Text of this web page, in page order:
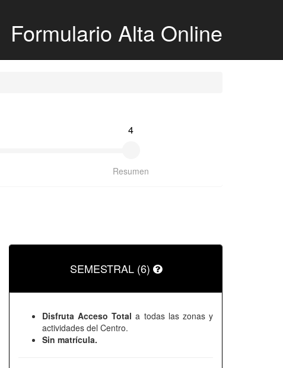
Formulario Alta Online
4
Resumen
SEMESTRAL (6)
Disfruta Acceso Totala todas las zonas y
actividades del Centro.
Sin matrícula.